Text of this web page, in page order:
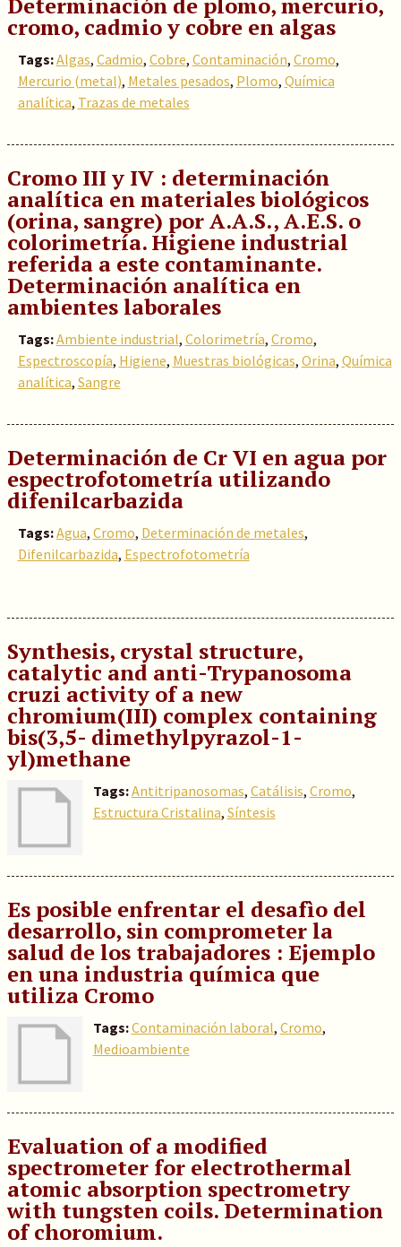
cromo, cadmio y cobre en algas
Tags:Algas, Cadmio, Cobre, Contaminación, Cromo,
Mercurio (metal), Metales pesados, Plomo, Química
analítica, Trazas de metales
Cromo III y IV : determinación
analítica en materiales biológicos
(orina, sangre) por A.A.S., A.E.S. o
colorimetría. Higiene industrial
referida a este contaminante.
Determinación analítica en
ambientes laborales
Tags:Ambiente industrial, Colorimetría, Cromo,
Espectroscopía, Higiene, Muestras biológicas, Orina, Química
analítica, Sangre
Determinación de Cr VI en agua por
espectrofotometría utilizando
difenilcarbazida
Tags:Agua, Cromo, Determinación de metales,
Difenilcarbazida, Espectrofotometría
Synthesis, crystal structure,
catalytic and anti-Trypanosoma
cruzi activity of a new
chromium(III) complex containing
bis(3,5- dimethylpyrazol-1-
yl)methane
Tags:Antitripanosomas, Catálisis, Cromo,
Estructura Cristalina, Síntesis
Es posible enfrentar el desafìo del
desarrollo, sin comprometer la
salud de los trabajadores : Ejemplo
en una industria química que
utiliza Cromo
Tags:Contaminación laboral, Cromo,
Medioambiente
Evaluation of a modified
spectrometer for electrothermal
atomic absorption spectrometry
with tungsten coils. Determination
of choromium.